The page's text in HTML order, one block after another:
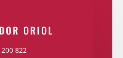
ORIOL
822